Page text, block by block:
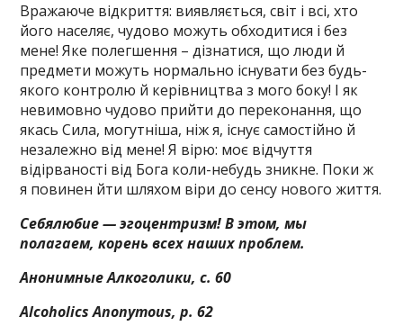
Вражаюче відкриття: виявляється, світ і всі, хто
його населяє, чудово можуть обходитися і без
мене! Яке полегшення – дізнатися, що люди й
предмети можуть нормально існувати без будь-
якого контролю й керівництва з мого боку! І як
невимовно чудово прийти до переконання, що
якась Сила, могутніша, ніж я, існує самостійно й
незалежно від мене! Я вірю: моє відчуття
відірваності від Бога коли-небудь зникне. Поки ж
я повинен йти шляхом віри до сенсу нового життя.
Себялюбие — эгоцентризм! В этом, мы
полагаем, корень всех наших проблем.
Анонимные Алкоголики, с. 60
Alcoholics Anonymous, p. 62